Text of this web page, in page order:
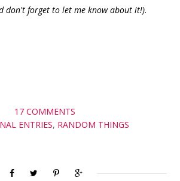
don't forget to let me know about it!).
17 COMMENTS
ENTRIES, RANDOM THINGS